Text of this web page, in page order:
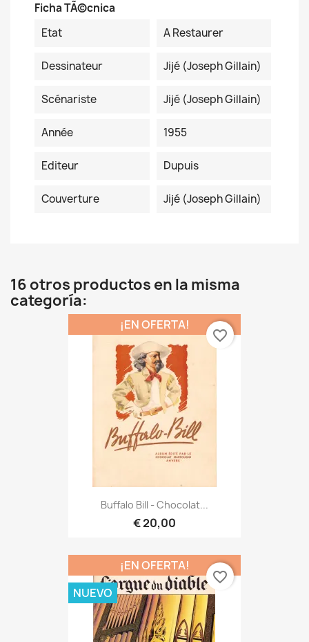
Ficha TÃ©cnica
Etat
A Restaurer
Dessinateur Jijé (Joseph Gillain)
Scénariste Jijé (Joseph Gillain)
Année 1955
Editeur Dupuis
Couverture Jijé (Joseph Gillain)
16 otros productos en la misma
categoría:
Buffalo Bill - Chocolat...
€ 20,00
¡EN OFERTA!
favorite_border
¡EN OFERTA!
NUEVO
favorite_border